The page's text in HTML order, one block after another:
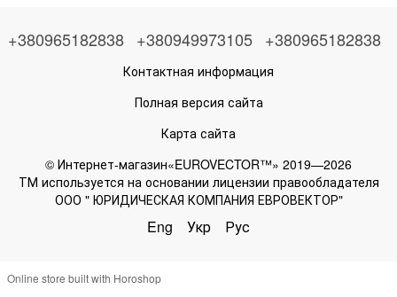
+380965182838 +380949973105 +380965182838
Контактная информация
Полная версия сайта
Карта сайта
© Интернет-магазин«EUROVECTOR™» 2019—2026
ТМ используется на основании лицензии правообладателя
ООО " ЮРИДИЧЕСКАЯ КОМПАНИЯ ЕВРОВЕКТОР"
Eng Укр Рус
Online store built with Horoshop